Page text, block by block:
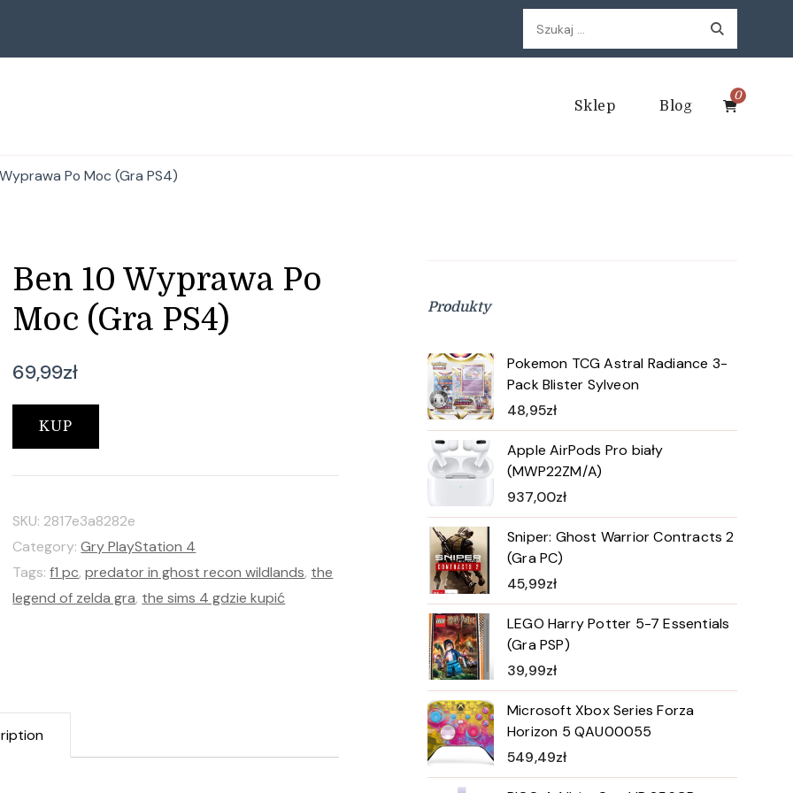
Szukaj:
Sklep Blog
0
Po Moc (Gra PS4)
Ben 10 Wyprawa Po
Moc (Gra PS4)
69,99zł
KUP
SKU: 2817e3a8282e
Category:Gry PlayStation 4
Tags:f1 pc,predator in ghost recon wildlands, the
legend of zelda gra, the sims 4 gdzie kupić
Produkty
Pokemon TCG Astral Radiance 3-
Pack Blister Sylveon
48,95zł
Apple AirPods Pro biały
(MWP22ZM/A)
937,00zł
Sniper: Ghost Warrior Contracts 2
(Gra PC)
45,99zł
LEGO Harry Potter 5-7 Essentials
(Gra PSP)
39,99zł
Microsoft Xbox Series Forza
Horizon 5 QAU00055
549,49zł